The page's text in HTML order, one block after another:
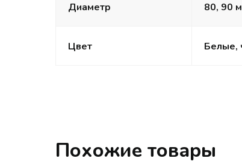
Диаметр 80, 90
Цвет Белые,
Похожие товары